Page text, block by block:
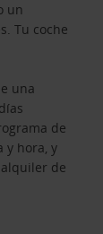
un
Tu coche
una
de
y hora, y
de